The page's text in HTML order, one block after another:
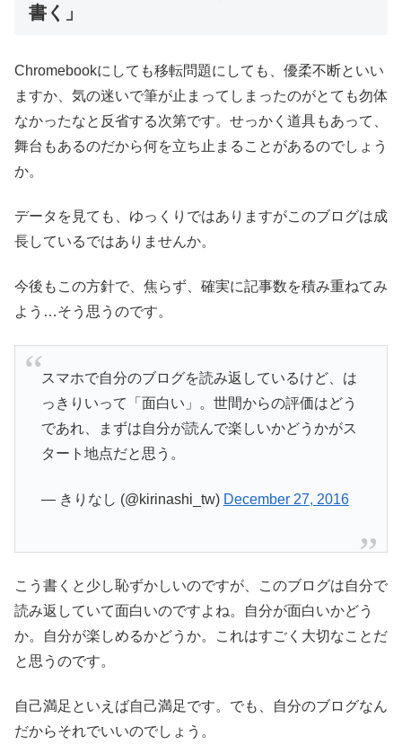
書く」
Chromebookにしても移転問題にしても、優柔不断といい
ますか、気の迷いで筆が止まってしまったのがとても勿体
なかったなと反省する次第です。せっかく道具もあって、
舞台もあるのだから何を立ち止まることがあるのでしょう
か。
データを見ても、ゆっくりではありますがこのブログは成
長しているではありませんか。
今後もこの方針で、焦らず、確実に記事数を積み重ねてみ
よう…そう思うのです。
スマホで自分のブログを読み返しているけど、は
っきりいって「面白い」。世間からの評価はどう
であれ、まずは自分が読んで楽しいかどうかがス
タート地点だと思う。
— きりなし (@kirinashi_tw) December 27, 2016
こう書くと少し恥ずかしいのですが、このブログは自分で
読み返していて面白いのですよね。自分が面白いかどう
か。自分が楽しめるかどうか。これはすごく大切なことだ
と思うのです。
自己満足といえば自己満足です。でも、自分のブログなん
だからそれでいいのでしょう。